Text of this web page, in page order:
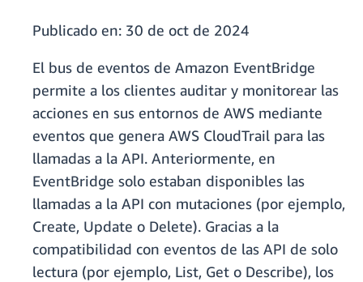
Publicado en: 30 de oct de 2024
El bus de eventos de Amazon EventBridge
permite a los clientes auditar y monitorear las
acciones en sus entornos de AWS mediante
eventos que genera AWS CloudTrail para las
llamadas a la API. Anteriormente, en
EventBridge solo estaban disponibles las
llamadas a la API con mutaciones (por ejemplo,
Create, Update o Delete). Gracias a la
compatibilidad con eventos de las API de solo
lectura (por ejemplo, List, Get o Describe), los